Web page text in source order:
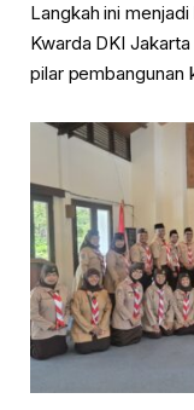
Langkah ini
Kwarda DKI
pilar pembangunan